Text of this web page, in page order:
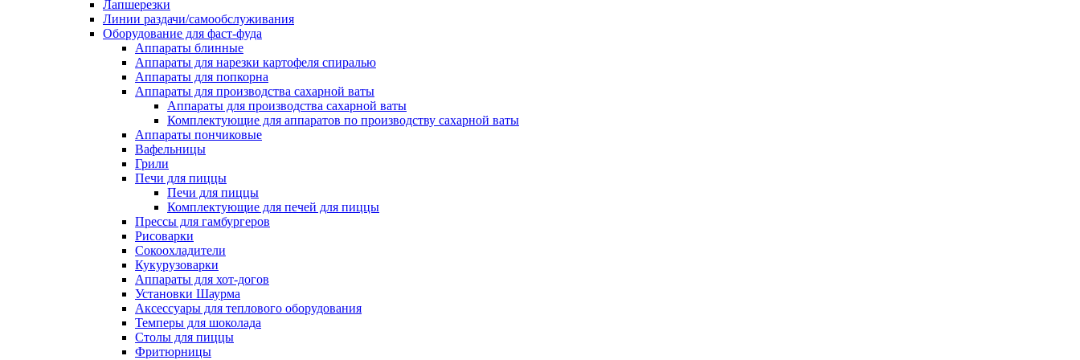
Лапшерезки
Линии раздачи/самообслуживания
Оборудование для фаст-фуда
Аппараты блинные
Аппараты для нарезки картофеля спиралью
Аппараты для попкорна
Аппараты для производства сахарной ваты
Аппараты для производства сахарной ваты
Комплектующие для аппаратов по производству сахарной ваты
Аппараты пончиковые
Вафельницы
Грили
Печи для пиццы
Печи для пиццы
Комплектующие для печей для пиццы
Прессы для гамбургеров
Рисоварки
Сокоохладители
Кукурузоварки
Аппараты для хот-догов
Установки Шаурма
Аксессуары для теплового оборудования
Темперы для шоколада
Столы для пиццы
Фритюрницы